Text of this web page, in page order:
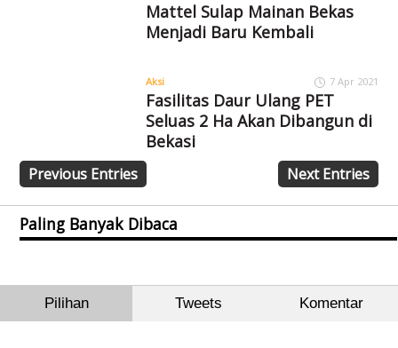
Mattel Sulap Mainan Bekas
Menjadi Baru Kembali
Aksi 7 Apr 2021
Fasilitas Daur Ulang PET
Seluas 2 Ha Akan Dibangun di
Bekasi
Previous Entries Next Entries
Paling Banyak Dibaca
Pilihan Tweets Komentar